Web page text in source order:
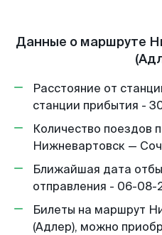
Данные о маршруте
Расстояние от
станции прибытия -
Количество поездов
Нижневартовск —
Ближайшая дата
отправления - 06-08-
Билеты на маршрут
(Адлер), можно